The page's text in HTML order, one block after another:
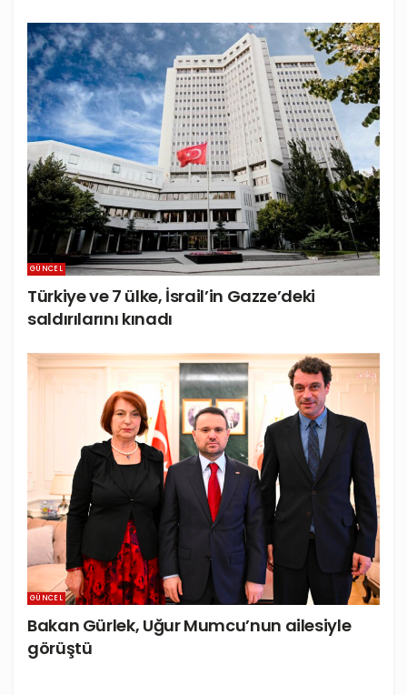
GÜNCEL
Türkiye ve 7 ülke, İsrail’in Gazze’deki
saldırılarını kınadı
GÜNCEL
Bakan Gürlek, Uğur Mumcu’nun ailesiyle
görüştü